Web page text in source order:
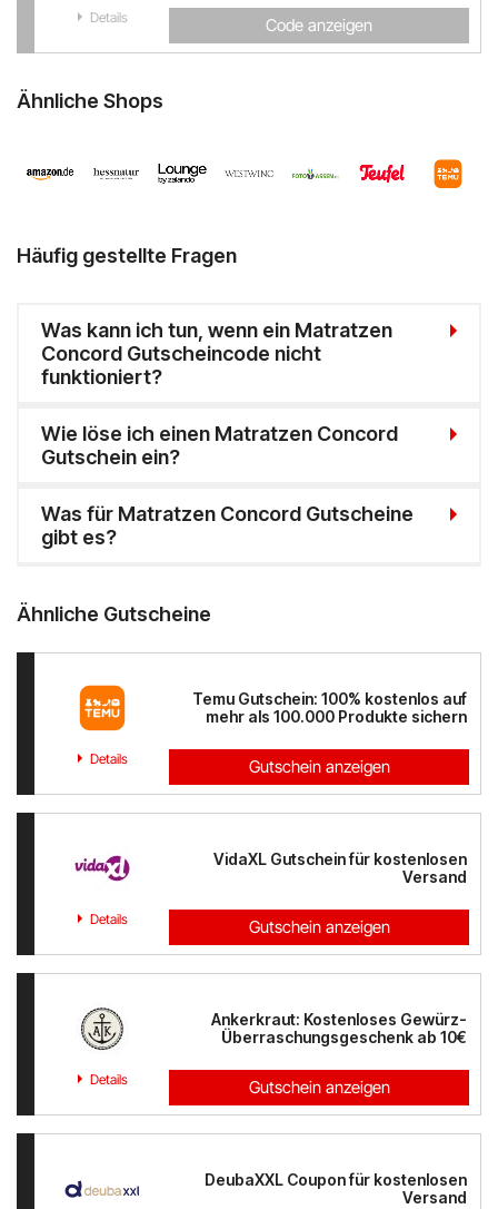
Details Code anzeigen
Ähnliche Shops
Häufig gestellte Fragen
Was kann ich tun, wenn ein Matratzen
Concord Gutscheincode nicht
funktioniert?
Wie löse ich einen Matratzen Concord
Gutschein ein?
Was für Matratzen Concord Gutscheine
gibt es?
Ähnliche Gutscheine
Temu Gutschein: 100% kostenlos auf
mehr als 100.000 Produkte sichern
Details Gutschein anzeigen
VidaXL Gutschein für kostenlosen
Versand
Details Gutschein anzeigen
Ankerkraut: Kostenloses Gewürz-
Überraschungsgeschenk ab 10€
Details Gutschein anzeigen
DeubaXXL Coupon für kostenlosen
Versand